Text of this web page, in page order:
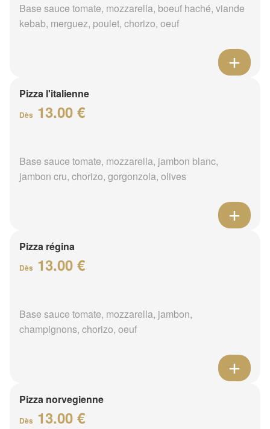
Base sauce tomate, mozzarella, boeuf haché, viande
kebab, merguez, poulet, chorizo, oeuf
Pizza l'italienne
Dès 13.00 €
Base sauce tomate, mozzarella, jambon blanc,
jambon cru, chorizo, gorgonzola, olives
Pizza régina
Dès 13.00 €
Base sauce tomate, mozzarella, jambon,
champignons, chorizo, oeuf
Pizza norvegienne
Dès 13.00 €